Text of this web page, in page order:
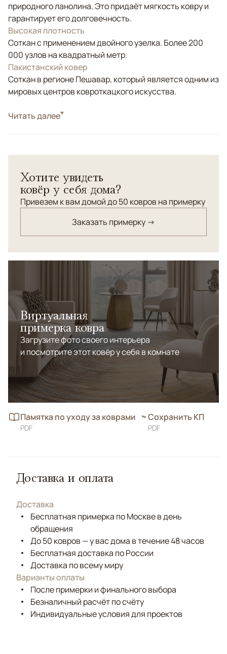
природного ланолина. Это придаёт мягкость ковру и
гарантирует его долговечность.
Высокая плотность
Соткан с применением двойного узелка. Более 200
000 узлов на квадратный метр.
Пакистанский ковер
Соткан в регионе Пешавар, который является одним из
мировых центров ковроткацкого искусства.
СтильКлассические
УзорыГеометрический
Пакистанский шерстяной ковер Kazakh выполнен
вручную и украшен традиционным геометрическим
узором в насыщенных бирюзовых, красных и бежевых
подчеркивает восточный колорит и добавляет
интерьеру особую энергетику. Такой ковер станет
эффектным акцентом в гостиной, столовой или
кабинете, сочетая эстетику и долговечность.
Читать далее
Хотите увидеть
ковёр у себя дома?
Привезем к вам домой до 50 ковров на примерку
Заказать примерку →
Виртуальная
примерка ковра
Загрузите фото своего интерьера
и посмотрите этот ковёр у себя в комнате
Памятка по уходу за коврами
PDF
Сохранить КП
PDF
Доставка и оплата
Доставка
Бесплатная примерка по Москве в день
обращения
До 50 ковров — у вас дома в течение 48 часов
Бесплатная доставка по России
Доставка по всему миру
Варианты оплаты
После примерки и финального выбора
Безналичный расчёт по счёту
Индивидуальные условия для проектов